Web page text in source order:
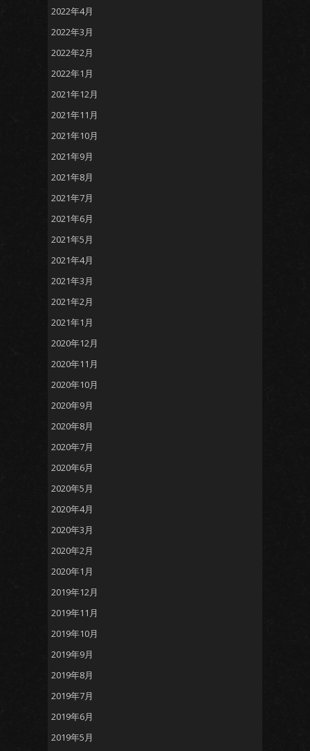
2022年4月
2022年3月
2022年2月
2022年1月
2021年12月
2021年11月
2021年10月
2021年9月
2021年8月
2021年7月
2021年6月
2021年5月
2021年4月
2021年3月
2021年2月
2021年1月
2020年12月
2020年11月
2020年10月
2020年9月
2020年8月
2020年7月
2020年6月
2020年5月
2020年4月
2020年3月
2020年2月
2020年1月
2019年12月
2019年11月
2019年10月
2019年9月
2019年8月
2019年7月
2019年6月
2019年5月